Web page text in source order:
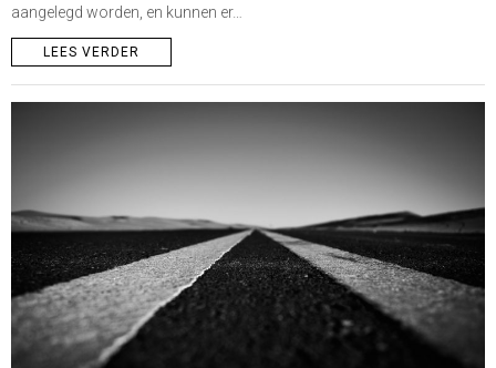
aangelegd worden, en kunnen er…
LEES VERDER